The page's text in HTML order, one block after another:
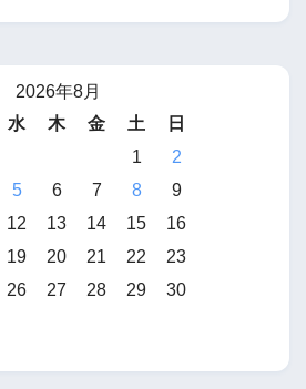
2026年8月
水 木 金 土
日
1
2
5 6 7 8
9
12 13 14 15
16
19 20 21 22
23
26 27 28 29
30